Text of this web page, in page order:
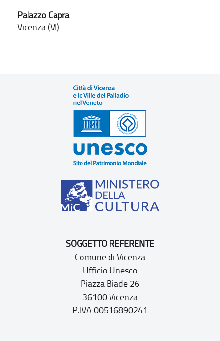
Palazzo Capra
Vicenza (VI)
SOGGETTO REFERENTE
Comune di Vicenza
Ufficio Unesco
Piazza Biade 26
36100 Vicenza
P.IVA 00516890241